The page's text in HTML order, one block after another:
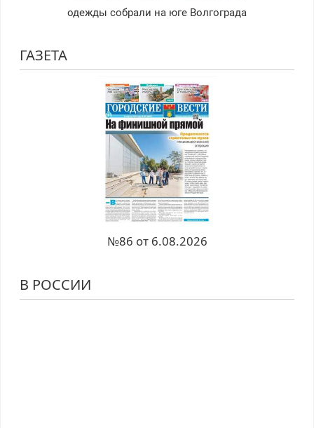
одежды собрали на юге Волгограда
ГАЗЕТА
№86 от 6.08.2026
В РОССИИ